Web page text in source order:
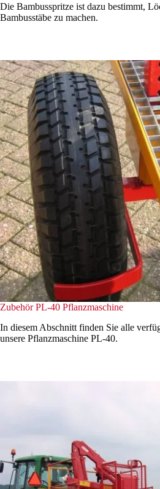
Die Bambusspritze ist dazu bestimmt,
Bambusstäbe zu machen.
Zubehör PL-40 Pflanzmaschine
In diesem Abschnitt finden Sie alle
unsere Pflanzmaschine PL-40.